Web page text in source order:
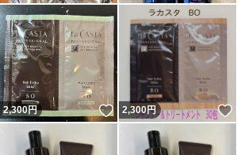
2,300円 いいね！
2,300円